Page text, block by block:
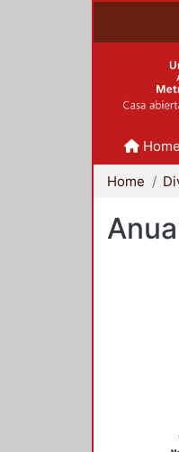
Home
Home